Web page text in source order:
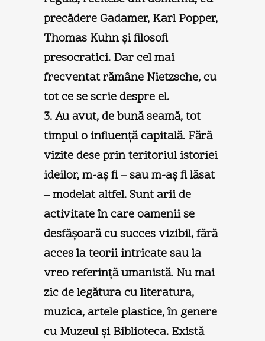
precădere Gadamer, Karl Popper,
Thomas Kuhn şi filosofi
presocratici. Dar cel mai
frecventat rămâne Nietzsche, cu
tot ce se scrie despre el.
3. Au avut, de bună seamă, tot
timpul o influenţă capitală. Fără
vizite dese prin teritoriul istoriei
ideilor, m-aş fi – sau m-aş fi lăsat
– modelat altfel. Sunt arii de
activitate în care oamenii se
desfăşoară cu succes vizibil, fără
acces la teorii intricate sau la
vreo referinţă umanistă. Nu mai
zic de legătura cu literatura,
muzica, artele plastice, în genere
cu Muzeul şi Biblioteca. Există